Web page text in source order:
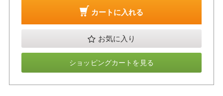
カートに入れる
お気に入り
ショッピングカートを見る